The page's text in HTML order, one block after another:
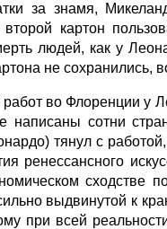
за знамя,
второй картон
людей, как у
не
во Флоренции у
написаны сотни
тянул с
ренессансного
сходстве
выдвинутой к
при всей